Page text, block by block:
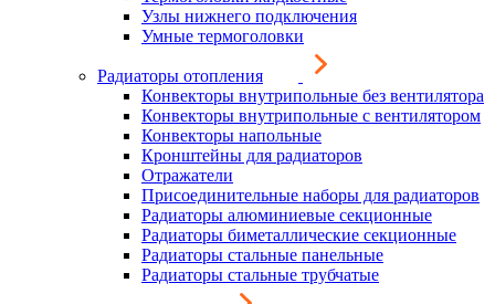
Узлы нижнего подключения
Умные термоголовки
Радиаторы отопления
Конвекторы внутрипольные без вентилятора
Конвекторы внутрипольные с вентилятором
Конвекторы напольные
Кронштейны для радиаторов
Отражатели
Присоединительные наборы для радиаторов
Радиаторы алюминиевые секционные
Радиаторы биметаллические секционные
Радиаторы стальные панельные
Радиаторы стальные трубчатые